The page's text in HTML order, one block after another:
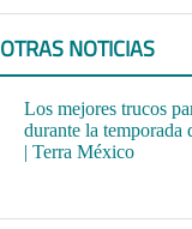
OTRAS NOTICIAS
Los mejores trucos
durante la temporada
| Terra México